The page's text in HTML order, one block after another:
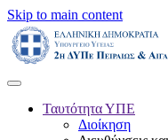
Skip to main content
Ταυτότητα ΥΠΕ
Διοίκηση